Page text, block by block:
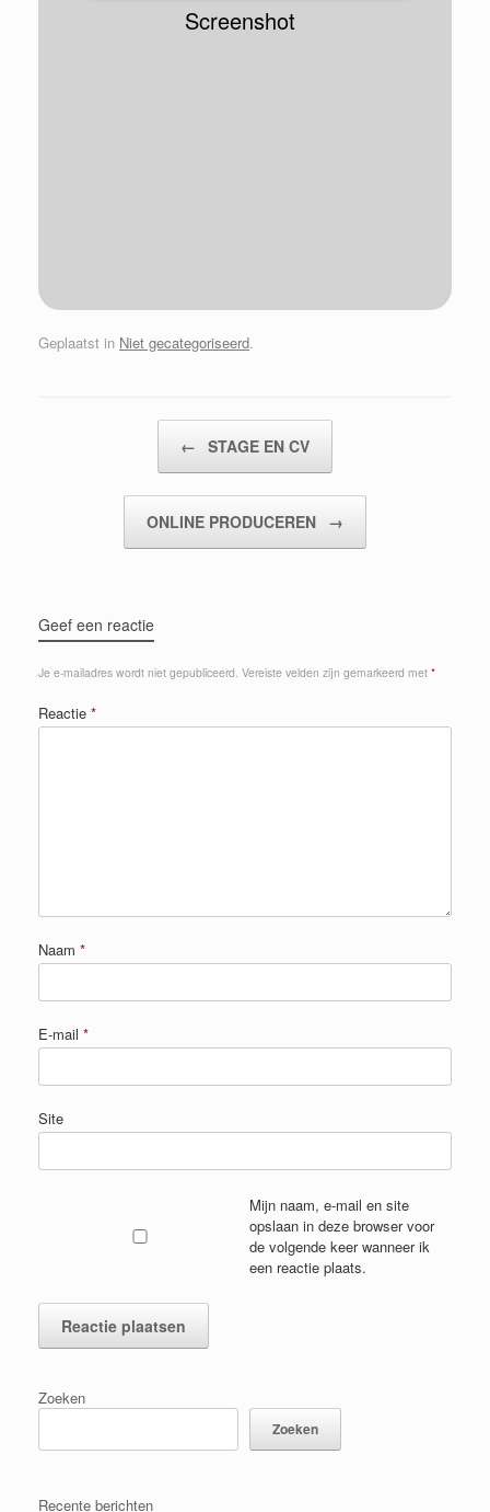
Screenshot
Geplaatst in Niet gecategoriseerd.
← STAGE EN CV
ONLINE PRODUCEREN →
Geef een reactie
Je e-mailadres wordt niet gepubliceerd. Vereiste velden zijn gemarkeerd met *
Reactie *
Naam *
E-mail *
Site
Mijn naam, e-mail en site
opslaan in deze browser voor
de volgende keer wanneer ik
een reactie plaats.
Zoeken
Zoeken
Recente berichten